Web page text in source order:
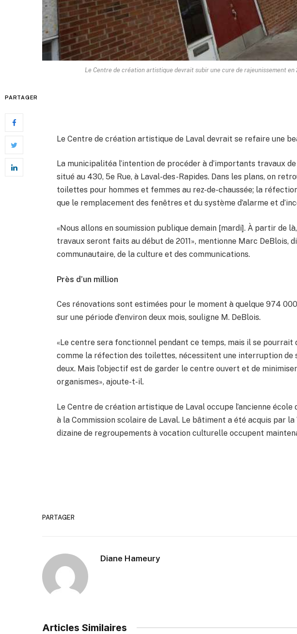
Le Centre de création artistique devrait subir une cure de rajeunissement en
PARTAGER
Le Centre de création artistique de Laval devrait se refaire une
La municipalitéa l’intention de procéder à d’importants travaux
situé au 430, 5e Rue, à Laval-des-Rapides. Dans les plans, on
toilettes pour hommes et femmes au rez-de-chaussée; la
que le remplacement des fenêtres et du système d’alarme et
«Nous allons en soumission publique demain [mardi]. À partir de
travaux seront faits au début de 2011», mentionne Marc DeBlois,
communautaire, de la culture et des communications.
Près d’un million
Ces rénovations sont estimées pour le moment à quelque 974
sur une période d’environ deux mois, souligne M. DeBlois.
«Le centre sera fonctionnel pendant ce temps, mais il se pourrait
comme la réfection des toilettes, nécessitent une interruption de
deux. Mais l’objectif est de garder le centre ouvert et de
organismes», ajoute-t-il.
Le Centre de création artistique de Laval occupe l’ancienne école
à la Commission scolaire de Laval. Le bâtiment a été acquis par
dizaine de regroupements à vocation culturelle occupent
PARTAGER
Diane Hameury
Articles Similaires